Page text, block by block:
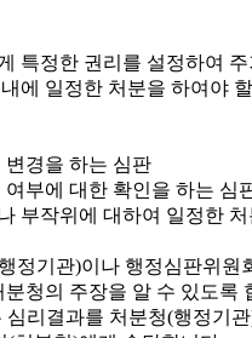
특정한 권리를 설정하여
에 일정한 처분을 하여야
경을 하는 심판
부에 대한 확인을 하는 심
부작위에 대하여 일정한